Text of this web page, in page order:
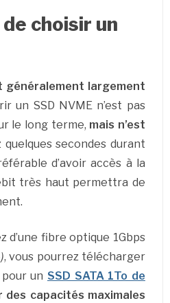
choisir un
généralement largement
un SSD NVME n’est pas
le long terme, mais n’est
secondes durant
d’avoir accès à la
très haut permettra de
d’une fibre optique 1Gbps
, vous pourrez télécharger
un SSD SATA 1To de
capacités maximales